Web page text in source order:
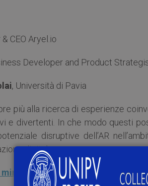
CEO Aryel.io
Developer and Product
, Università di Pavia
più alla ricerca di esperienze
e divertenti. In che modo questi
disruptive dell’AR
digitale e non.
minuti prima dell’evento stesso)